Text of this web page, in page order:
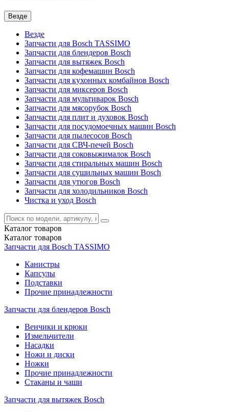
Везде
Везде
Запчасти для Bosch TASSIMO
Запчасти для блендеров Bosch
Запчасти для вытяжек Bosch
Запчасти для кофемашин Bosch
Запчасти для кухонных комбайнов Bosch
Запчасти для миксеров Bosch
Запчасти для мультиварок Bosch
Запчасти для мясорубок Bosch
Запчасти для плит и духовок Bosch
Запчасти для посудомоечных машин Bosch
Запчасти для пылесосов Bosch
Запчасти для СВЧ-печей Bosch
Запчасти для соковыжималок Bosch
Запчасти для стиральных машин Bosch
Запчасти для сушильных машин Bosch
Запчасти для утюгов Bosch
Запчасти для холодильников Bosch
Чистка и уход Bosch
Каталог товаров
Каталог товаров
Запчасти для Bosch TASSIMO
Канистры
Капсулы
Подставки
Прочие принадлежности
Запчасти для блендеров Bosch
Венчики и крюки
Измельчители
Насадки
Ножи и диски
Ножки
Прочие принадлежности
Стаканы и чаши
Запчасти для вытяжек Bosch